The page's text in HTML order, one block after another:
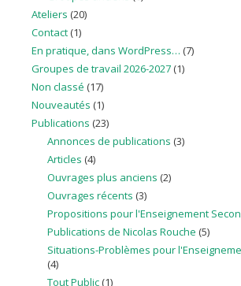
Ateliers (20)
Contact (1)
En pratique, dans WordPress… (7)
Groupes de travail 2026-2027 (1)
Non classé (17)
Nouveautés (1)
Publications (23)
Annonces de publications (3)
Articles (4)
Ouvrages plus anciens (2)
Ouvrages récents (3)
Propositions pour l'Enseignement
Publications de Nicolas Rouche (5)
Situations-Problèmes pour
(4)
Tout Public(1)